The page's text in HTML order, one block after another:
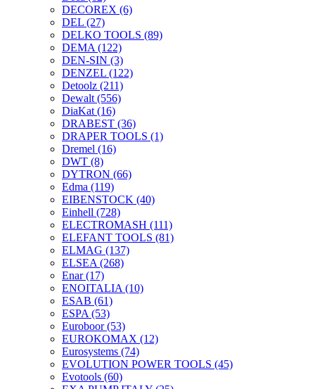
DECOREX (6)
DEL (27)
DELKO TOOLS (89)
DEMA (122)
DEN-SIN (3)
DENZEL (122)
Detoolz (211)
Dewalt (556)
DiaKat (16)
DRABEST (36)
DRAPER TOOLS (1)
Dremel (16)
DWT (8)
DYTRON (66)
Edma (119)
EIBENSTOCK (40)
Einhell (728)
ELECTROMASH (111)
ELEFANT TOOLS (81)
ELMAG (137)
ELSEA (268)
Enar(17)
ENOITALIA (10)
ESAB (61)
ESPA (53)
Euroboor(53)
EUROKOMAX (12)
Eurosystems (74)
EVOLUTION POWER TOOLS (45)
Evotools (60)